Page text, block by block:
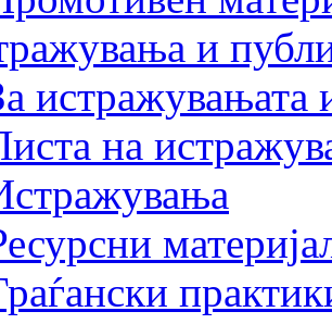
и
истражувањата
на